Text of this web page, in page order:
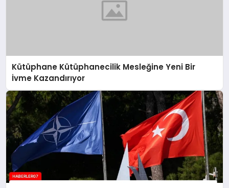
Kütüphane Kütüphanecilik Mesleğine Yeni Bir
İvme Kazandırıyor